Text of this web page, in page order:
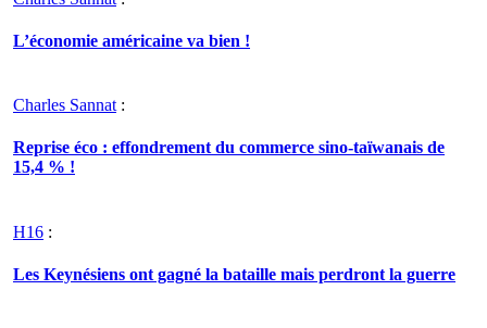
L’économie américaine va bien !
Charles Sannat :
Reprise éco : effondrement du commerce sino-taïwanais de
15,4 % !
H16 :
Les Keynésiens ont gagné la bataille mais perdront la guerre